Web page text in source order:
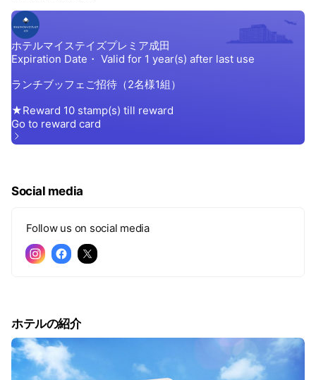
Social media
Follow us on social media
ホテルの紹介